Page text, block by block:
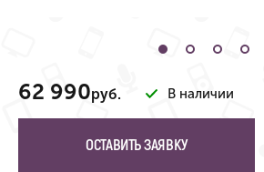
62 990руб. В наличии
ОСТАВИТЬ ЗАЯВКУ